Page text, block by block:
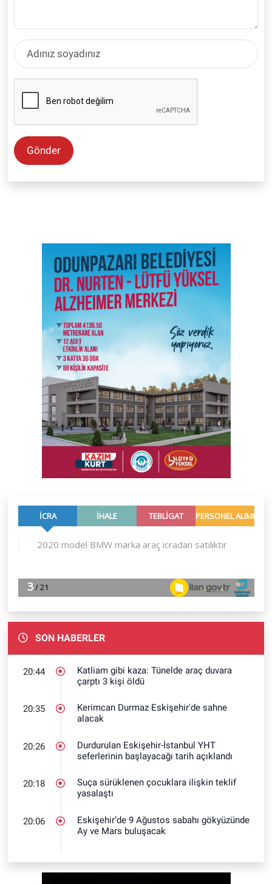
Gönder
SON HABERLER
20:44
Katliam gibi kaza: Tünelde araç duvara
çarptı 3 kişi öldü
20:35
Kerimcan Durmaz Eskişehir'de sahne
alacak
20:26
Durdurulan Eskişehir-İstanbul YHT
seferlerinin başlayacağı tarih açıklandı
20:18
Suça sürüklenen çocuklara ilişkin teklif
yasalaştı
20:06
Eskişehir’de 9 Ağustos sabahı gökyüzünde
Ay ve Mars buluşacak